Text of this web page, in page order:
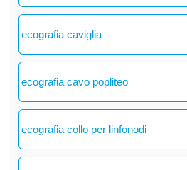
ecografia caviglia
ecografia cavo popliteo
ecografia collo per linfonodi